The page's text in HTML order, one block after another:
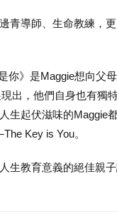
青導師、生命教練，
是你》是Maggie想向
出，他們自身也有獨
生起伏滋味的Maggie
Key is You。
生教育意義的絕佳親